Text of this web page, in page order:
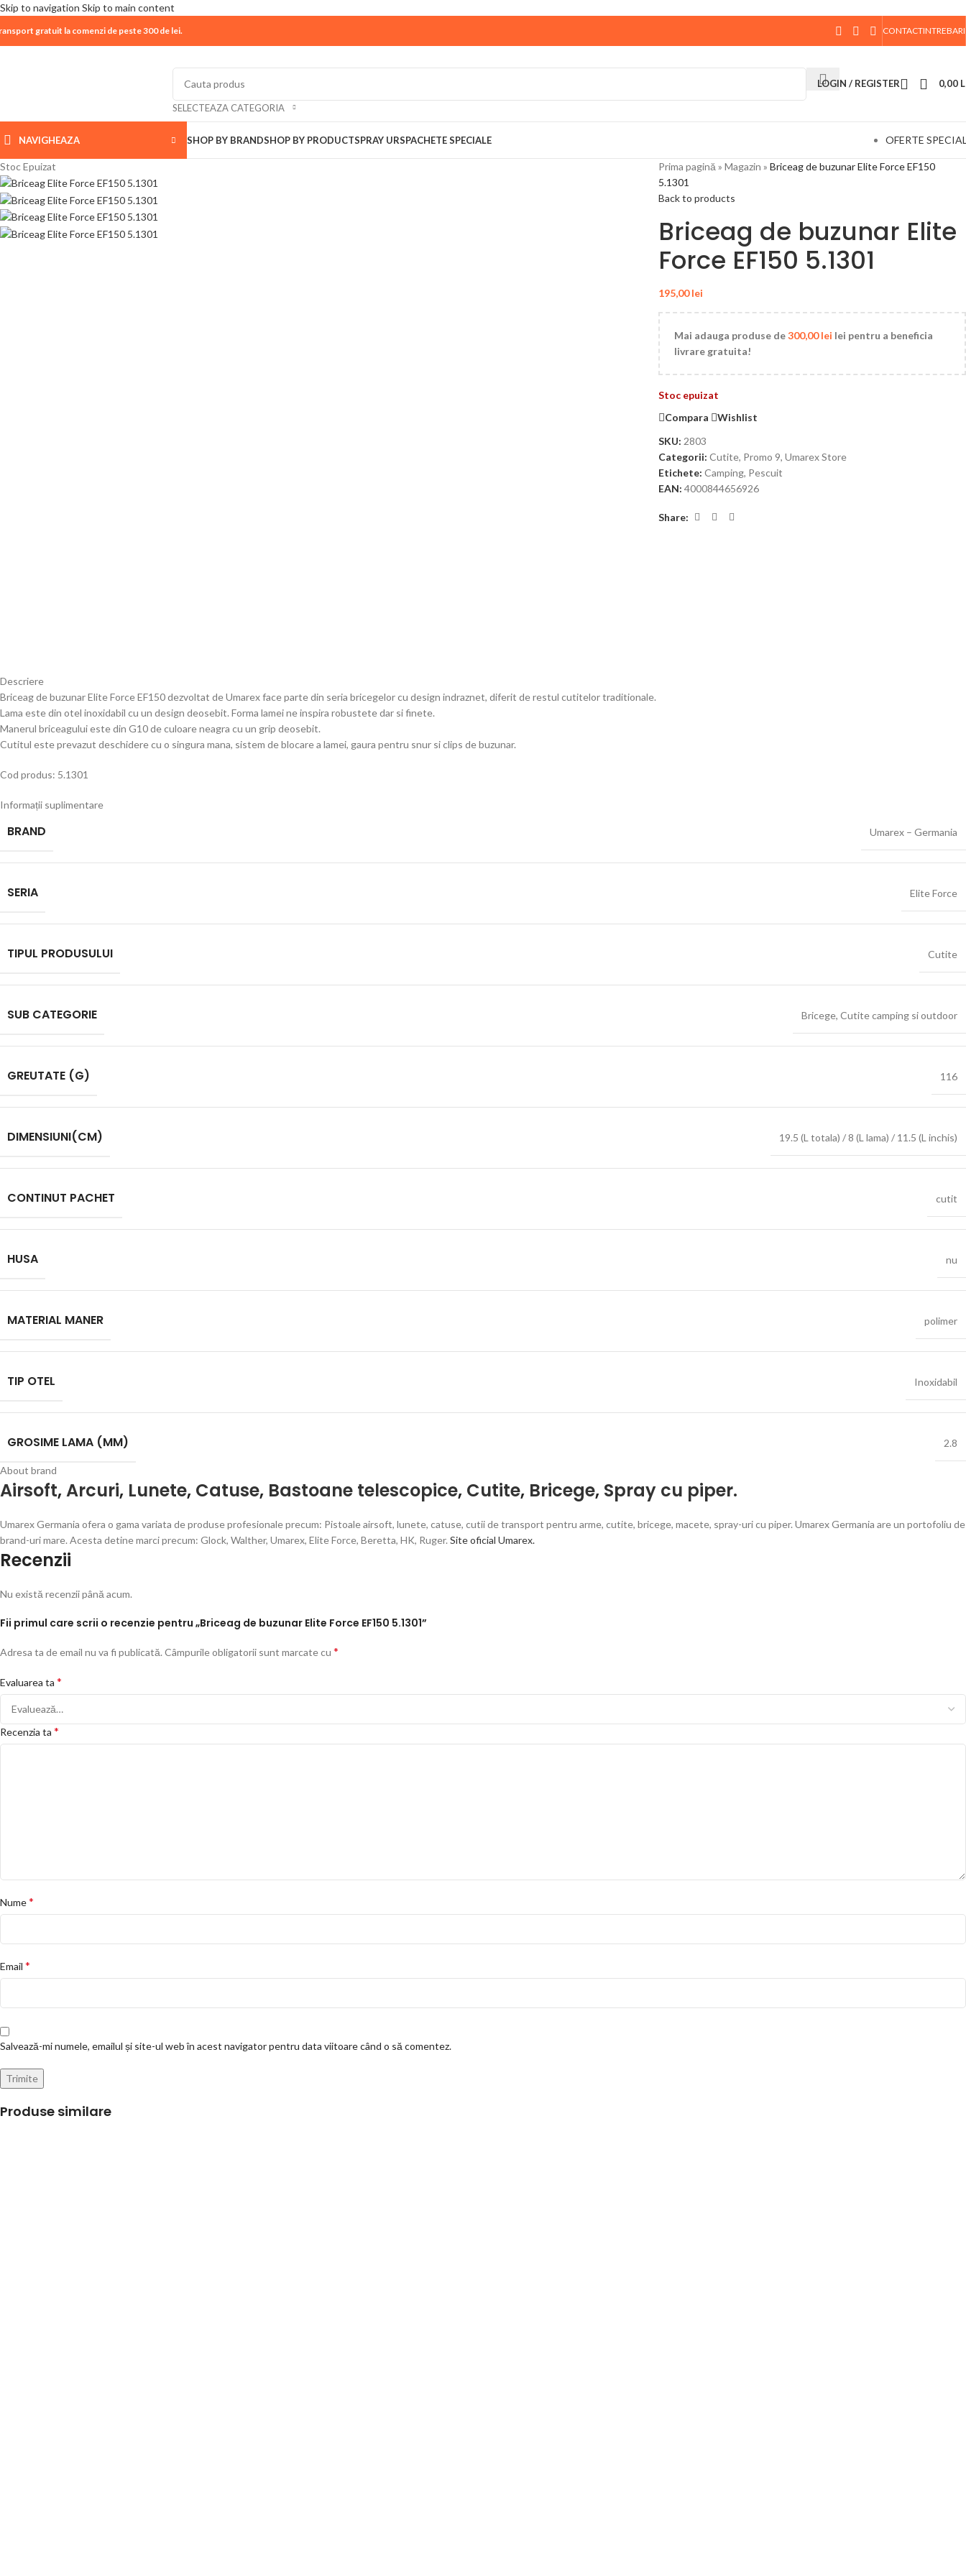
Skip to navigation Skip to main content
| 📦 Program livrari|In perioada11 August - 18 August,magazinul KPRO este inchis. Comenziile plasate pana in data de 10 August, la ora 15:00, vor fi expediate. Va
multumim pentru intelegere!
gratuit la comenzi de peste 300 de lei. CONTACTINTREBARI
SELECTEAZA CATEGORIA
LOGIN / REGISTER 0,00
NAVIGHEAZA SHOP BY BRANDSHOP BY PRODUCTSPRAY URSPACHETE SPECIALE OFERTE
Stoc Epuizat Prima pagină » Magazin » Briceag de buzunar Elite Force EF150
5.1301
Back to products
Briceag de buzunar Elite
Force EF150 5.1301
195,00lei
Mai adauga produse de300,00lei lei pentru a beneficia
livrare gratuita!
Stoc epuizat
Compara
Wishlist
SKU: 2803
Categorii: Cutite, Promo 9, Umarex Store
Etichete: Camping, Pescuit
EAN: 4000844656926
Share:
Descriere
Briceag de buzunar Elite Force EF150 dezvoltat de Umarex face parte din seria bricegelor cu design indraznet, diferit de restul cutitelor traditionale.
Lama este din otel inoxidabil cu un design deosebit. Forma lamei ne inspira robustete dar si finete.
Manerul briceagului este din G10 de culoare neagra cu un grip deosebit.
Cutitul este prevazut deschidere cu o singura mana, sistem de blocare a lamei, gaura pentru snur si clips de buzunar.
Cod produs: 5.1301
Informații suplimentare
BRAND Umarex – Germania
SERIA Elite Force
TIPUL PRODUSULUI Cutite
SUB CATEGORIE Bricege, Cutite camping si outdoor
GREUTATE (G) 116
DIMENSIUNI(CM) 19.5 (L totala) / 8 (L lama) / 11.5 (L inchis)
CONTINUT PACHET cutit
HUSA nu
MATERIAL MANER polimer
TIP OTEL Inoxidabil
GROSIME LAMA (MM) 2.8
About brand
Airsoft,Arcuri, Lunete, Catuse, Bastoane telescopice, Cutite, Bricege, Spray cu piper.
Umarex Germania ofera o gama variata de produse profesionale precum: Pistoale airsoft, lunete, catuse, cutii de transport pentru arme, cutite, bricege, macete, spray-uri cu piper. Umarex Germania are un portofoliu de
brand-uri mare. Acesta detine marci precum: Glock, Walther, Umarex, Elite Force, Beretta, HK, Ruger. Site oficial Umarex.
Recenzii
Nu există recenzii până acum.
Fii primul care scrii o recenzie pentru „Briceag de buzunar Elite Force EF150 5.1301”
Adresa ta de email nu va fi publicată. Câmpurile obligatorii sunt marcate cu *
Evaluarea ta *
Recenzia ta *
Nume*
Email *
Salvează-mi numele, emailul și site-ul web în acest navigator pentru data viitoare când o să comentez.
Produse similare